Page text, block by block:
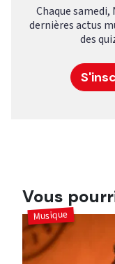
Chaque samedi,
dernières actus
des
Vous
Musique